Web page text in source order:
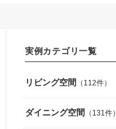
実例カテゴリ一覧
リビング空間 （112件）
ダイニング空間 （131件）